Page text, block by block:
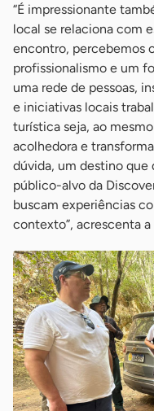
“É impressionante
local se relaciona com
encontro, percebemos
profissionalismo e um
uma rede de pessoas,
e iniciativas locais
turística seja, ao
acolhedora e
dúvida, um destino
público-alvo da
buscam experiências
contexto”, acrescenta a